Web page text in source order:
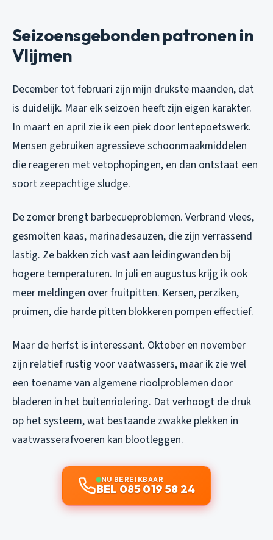
Seizoensgebonden patronen in
Vlijmen
December tot februari zijn mijn drukste maanden, dat
is duidelijk. Maar elk seizoen heeft zijn eigen karakter.
In maart en april zie ik een piek door lentepoetswerk.
Mensen gebruiken agressieve schoonmaakmiddelen
die reageren met vetophopingen, en dan ontstaat een
soort zeepachtige sludge.
De zomer brengt barbecueproblemen. Verbrand vlees,
gesmolten kaas, marinadesauzen, die zijn verrassend
lastig. Ze bakken zich vast aan leidingwanden bij
hogere temperaturen. In juli en augustus krijg ik ook
meer meldingen over fruitpitten. Kersen, perziken,
pruimen, die harde pitten blokkeren pompen effectief.
Maar de herfst is interessant. Oktober en november
zijn relatief rustig voor vaatwassers, maar ik zie wel
een toename van algemene rioolproblemen door
bladeren in het buitenriolering. Dat verhoogt de druk
op het systeem, wat bestaande zwakke plekken in
vaatwasserafvoeren kan blootleggen.
NU BEREIKBAAR
BEL 085 019 58 24